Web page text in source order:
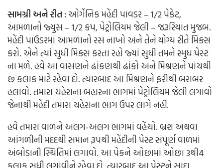
સામગ્રી અને રીત :ઓર્ગેનિક મહેંદી પાવડર – 1/2 પેકેટ,
આમળાનો જ્યુસ – 1/2 કપ, પેટ્રોલિયમ જેલી – જરૂરિયાત મુજબ.
મહેંદી પાઉડરમાં આમળાનો રસ નાખો અને તેને યોગ્ય રીતે મિક્સ
કરો. એને ત્યાં સુધી મિક્સ કરતા રહો જ્યાં સુધી તમને સ્મુધ પેસ્ટ
ના મળે. હવે આ વાસણને ઢાંકણથી ઢાંકો અને મિશ્રણને પાંચથી
છ કલાક માટે રહેવા દો. ત્યારબાદ આ મિશ્રણને ફરીથી બરાબર
હલાવો. તમારા ચહેરાના બહારના ભાગમાં પેટ્રોલિયમ જેલી લગાવો
જેનાથી મહેંદી તમારા ચહેરાના ભાગ ઉપર લાગે નહીં.
હવે તમારા વાળને અલગ-અલગ ભાગમાં વહેંચો. બ્રશ અથવા
આંગળીની મદદથી સમાન રૂપથી મહેંદીની પેસ્ટ સંપૂર્ણ વાળમાં
અંબોડાની સ્થિતિમાં લગાવો. આ પેકને ઓછામાં ઓછા 3થી4